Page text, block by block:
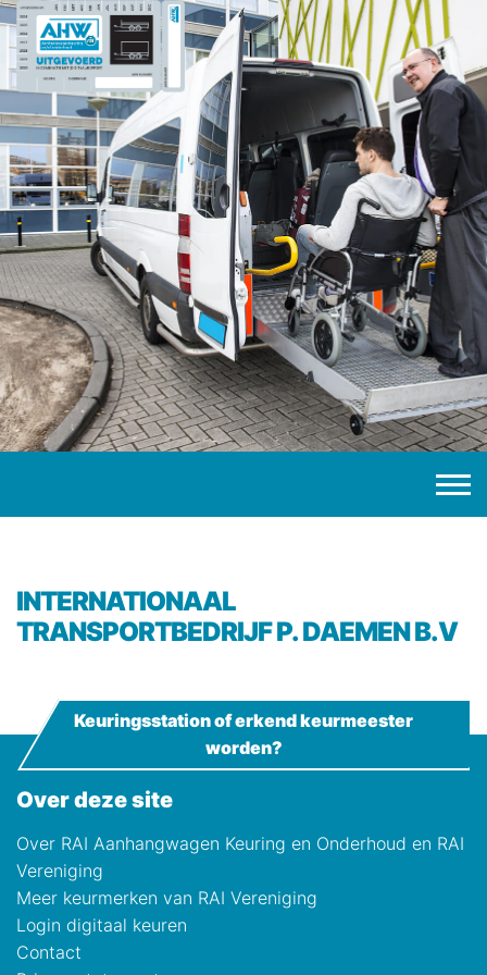
INTERNATIONAAL
TRANSPORTBEDRIJF P. DAEMEN B.V
Over deze site
Over RAI Aanhangwagen Keuring en Onderhoud en RAI
Vereniging
Meer keurmerken van RAI Vereniging
Login digitaal keuren
Contact
Keuringsstation of erkend keurmeester
worden?